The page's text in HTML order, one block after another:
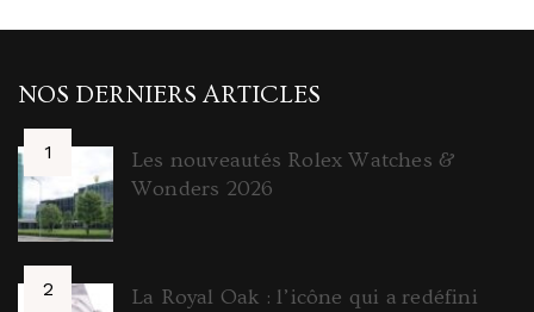
NOS DERNIERS ARTICLES
Les nouveautés Rolex Watches &
Wonders 2026
La Royal Oak : l’icône qui a redéfini